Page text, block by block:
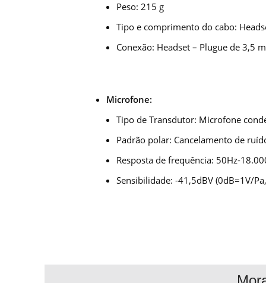
Peso: 215 g
Tipo e comprimento do cabo:
Conexão: Headset – Plugue de 3,5
Microfone:
Tipo de Transdutor: Microfone
Padrão polar: Cancelamento de
Resposta de frequência: 50Hz-
Sensibilidade: -41,5dBV (0dB=1V/